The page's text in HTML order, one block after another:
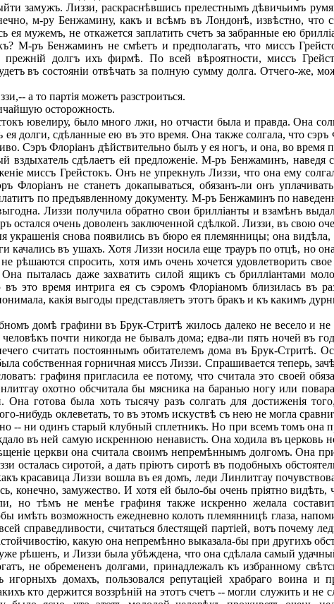
замужъ. Лиззи, раскраснѣвшись прелестнымъ дѣвичьимъ
м-ру Бенжамину, какъ и всѣмъ въ Лондонѣ, извѣстно, что
ея мужемъ, не откажется заплатить счетъ за забранные ею
М-ръ Бенжаминъ не смѣетъ и предполагать, что миссъ
долгъ ихъ фирмѣ. По всей вѣроятности, миссъ
въ состояніи отвѣчать за полную сумму долга. Отчего-же,
а то партія можетъ разстроиться.
осторожность.
ювелиру, было много лжи, но отчасти была и правда. Она
ея долги, сдѣланные ею въ это время. Она также солгала, что
Сэръ Флоріанъ дѣйствительно былъ у ея ногъ, и она, во время
вздыхатель сдѣлаетъ ей предложеніе. М-ръ Бенжаминъ, наведя
миссъ Грейстокъ. Онъ не упрекнулъ Лиззи, что она ему
Флоріанъ не станетъ докапываться, обязанъ-ли онъ
по предъявленному документу. М-ръ Бенжаминъ по
Лиззи получила обратно свои брилліанты и взамѣнъ
остался очень доволенъ заключенной сдѣлкой. Лиззи, въ свою
снова появились въ бюро ея племянницы; она видѣла,
качались въ ушахъ. Хотя Лиззи носила еще трауръ по отцѣ, но
рѣшаются спросить, хотя имъ очень хочется удовлетворить
пыталась даже захватить силой ящикъ съ брилліантами
въ это время интрига ея съ сэромъ Флоріаномъ близилась въ
какія выгоды представляетъ этотъ бракъ и къ какимъ
домѣ графини въ Брук-Стритѣ жилось далеко не весело и
почти никогда не бывалъ дома; едва-ли пять ночей въ
считать постояннымъ обитателемъ дома въ Брук-
собственная горничная миссъ Лиззи. Спрашивается теперь,
графиня пригласила ее потому, что считала это своей
охотно обсчитала бы мясника на баранью ногу или
Она готова была хоть тысячу разъ солгать для достиженія
нибудь оклеветать, то въ этомъ искуствѣ съ нею не могла
-- ни одинъ старый клубный сплетникъ. Но при всемъ томъ она
въ ней самую искреннюю ненависть. Она ходила въ церковь
церкви она считала своимъ непремѣннымъ долгомъ. Она
осталась сиротой, а дать пріютъ сиротѣ въ подобныхъ
красавица Лиззи вошла въ ея домъ, леди Линлитгау
конечно, замужество. И хотя ей было-бы очень пріятно
но тѣмъ не менѣе графиня также искренно желала
имѣть возможность ежедневно колоть племянницѣ глаза,
справедливости, считаться блестящей партіей, вотъ почему
какую она непремѣнно выказала-бы при другихъ
рѣшенъ, и Лиззи была убѣждена, что она сдѣлала самый
не обремененъ долгами, принадлежалъ къ избранному
игорныхъ домахъ, пользовался репутаціей храбраго
кто держится воззрѣній на этотъ счетъ -- могли служить и